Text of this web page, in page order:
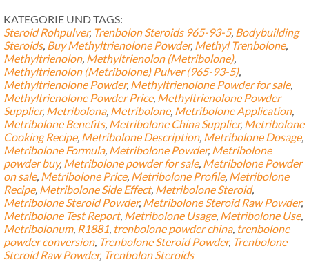
KATEGORIE UND TAGS:
Steroid Rohpulver, Trenbolon Steroids 965-93-5, Bodybuilding
Steroids, Buy Methyltrienolone Powder, Methyl Trenbolone,
Methyltrienolon, Methyltrienolon (Metribolone),
Methyltrienolon (Metribolone) Pulver (965-93-5),
Methyltrienolone Powder, Methyltrienolone Powder for sale,
Methyltrienolone Powder Price, Methyltrienolone Powder
Supplier, Metribolona, Metribolone, Metribolone Application,
Metribolone Benefits, Metribolone China Supplier, Metribolone
Cooking Recipe, Metribolone Description, Metribolone Dosage,
Metribolone Formula, Metribolone Powder, Metribolone
powder buy, Metribolone powder for sale, Metribolone Powder
on sale, Metribolone Price, Metribolone Profile, Metribolone
Recipe, Metribolone Side Effect, Metribolone Steroid,
Metribolone Steroid Powder, Metribolone Steroid Raw Powder,
Metribolone Test Report, Metribolone Usage, Metribolone Use,
Metribolonum, R1881, trenbolone powder china, trenbolone
powder conversion, Trenbolone Steroid Powder, Trenbolone
Steroid Raw Powder, Trenbolon Steroids